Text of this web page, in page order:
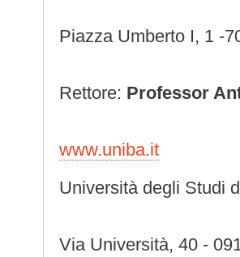
Piazza Umberto I, 1 -
Rettore: Professor
www.uniba.it
Università degli Studi
Via Università, 40 -